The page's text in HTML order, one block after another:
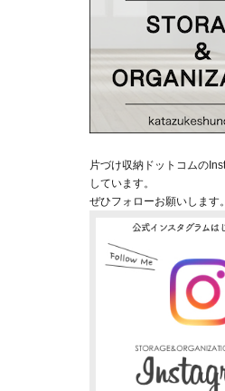
片づけ収納ドットコムの
しています。
ぜひフォローお願いします。